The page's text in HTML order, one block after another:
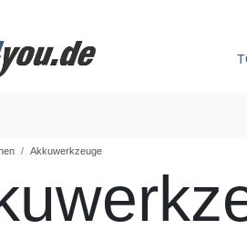
Akkuwerkzeuge